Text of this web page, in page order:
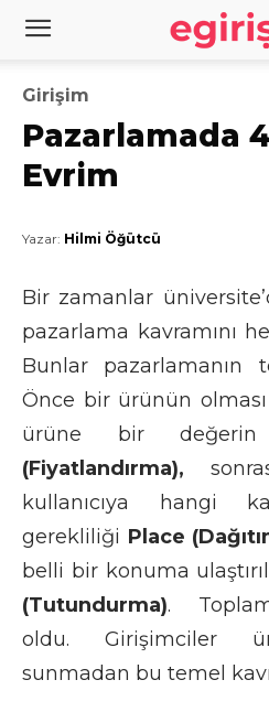
Girişim
Pazarlamada
Evrim
Yazar: Hilmi Öğütcü
Bir zamanlar
pazarlama kavramını
Bunlar pazarlamanın
Önce bir ürünün olması
ürüne bir
(Fiyatlandırma),
kullanıcıya hangi
gerekliliği Place
belli bir konuma
(Tutundurma).
oldu. Girişimciler
sunmadan bu temel